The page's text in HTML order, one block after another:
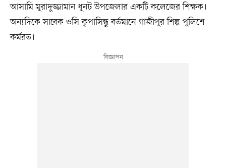
আসামি মুরাদুজ্জামান ধুনট উপজেলার একটি কলেজের শিক্ষক।
অন্যদিকে সাবেক ওসি কৃপাসিন্ধু বর্তমানে গাজীপুর শিল্প পুলিশে
কর্মরত।